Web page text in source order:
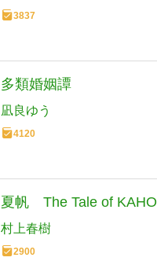
3837
多類婚姻譚
凪良ゆう
4120
夏帆 The Tale of KAHO
村上春樹
2900